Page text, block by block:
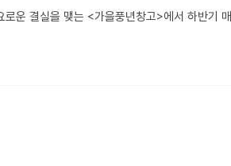
로운 결실을 맺는 <가을풍년창고>에서 하반기